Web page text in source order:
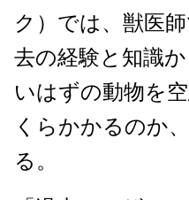
ク）では、獣医
去の経験と知識
いはずの動物を
くらかかるのか
る。